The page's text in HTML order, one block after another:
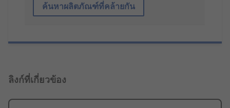
ค้นหาผลิตภัณฑ์ที่คล้ายกัน
ลิงก์ที่เกี่ยวข้อง